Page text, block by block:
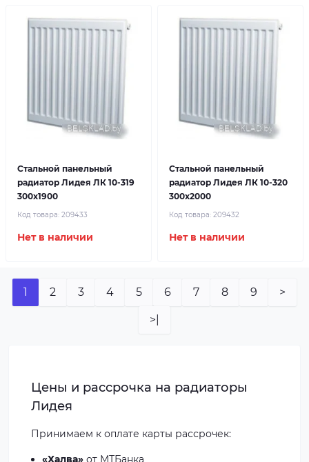
Стальной панельный
радиатор Лидея ЛК 10-319
300x1900
Код товара: 209433
Нет в наличии
Стальной панельный
радиатор Лидея ЛК 10-320
300x2000
Код товара: 209432
Нет в наличии
1 2 3 4 5 6 7 8 9 >
>|
Цены и рассрочка на радиаторы
Лидея
Принимаем к оплате карты рассрочек:
«Халва» от МТБанка